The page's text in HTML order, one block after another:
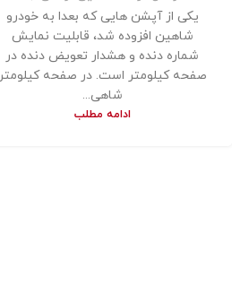
یکی از آپشن هایی که بعدا به خودرو
شاهین افزوده شد، قابلیت نمایش
شماره دنده و هشدار تعویض دنده در
صفحه کیلومتر است. در صفحه کیلومتر
شاهی...
ادامه مطلب